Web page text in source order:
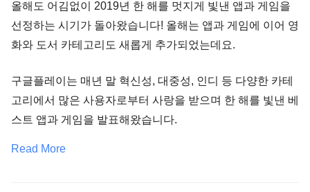
올해도 어김없이 2019년 한 해를 멋지게 빛낸 앱과 게임을
선정하는 시기가 돌아왔습니다! 올해는 앱과 게임에 이어 영
화와 도서 카테고리도 새롭게 추가되었는데요.
구글플레이는 매년 말 혁신성, 대중성, 인디 등 다양한 카테
고리에서 많은 사용자로부터 사랑을 받으며 한 해를 빛낸 베
스트 앱과 게임을 발표해왔습니다.
Read More